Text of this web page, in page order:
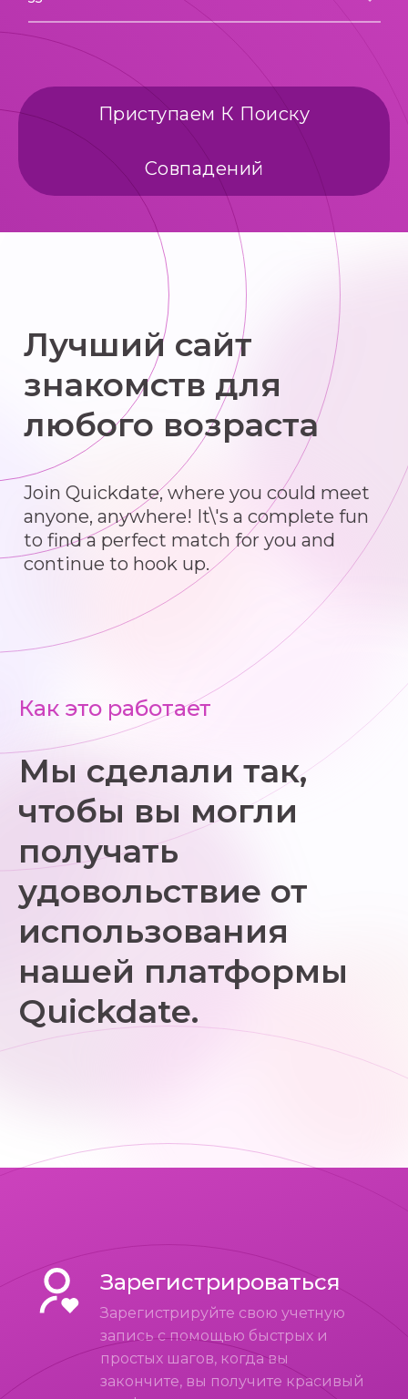
Приступаем К Поиску
Совпадений
Лучший сайт
знакомств для
любого возраста
Join Quickdate, where you could meet
anyone, anywhere! It\'s a complete fun
to find a perfect match for you and
continue to hook up.
Как это работает
Мы сделали так,
чтобы вы могли
получать
удовольствие от
использования
нашей платформы
Quickdate.
Зарегистрироваться
Зарегистрируйте свою учетную
запись с помощью быстрых и
простых шагов, когда вы
закончите, вы получите красивый